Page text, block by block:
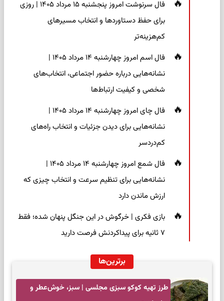
فال سرنوشت امروز پنجشنبه ۱۵ مرداد ۱۴۰۵ | روزی
برای حفظ دستاوردها و انتخاب مسیرهای
کم‌هزینه‌تر
فال اسم امروز چهارشنبه ۱۴ مرداد ۱۴۰۵ |
نشانه‌هایی درباره حضور اجتماعی، انتخاب‌های
شخصی و کیفیت ارتباط‌ها
فال چای امروز چهارشنبه ۱۴ مرداد ۱۴۰۵ |
نشانه‌هایی برای دیدن جزئیات و انتخاب راه‌های
کم‌دردسر
فال شمع امروز چهارشنبه ۱۴ مرداد ۱۴۰۵ |
نشانه‌هایی برای تنظیم سرعت و انتخاب چیزی که
ارزش ماندن دارد
بازی فکری | خرگوش در این جنگل پنهان شده؛ فقط
۷ ثانیه برای پیداکردنش فرصت دارید
برترین‌ها
طرز تهیه کوکو سبزی مجلسی | سبز، خوش‌عطر و